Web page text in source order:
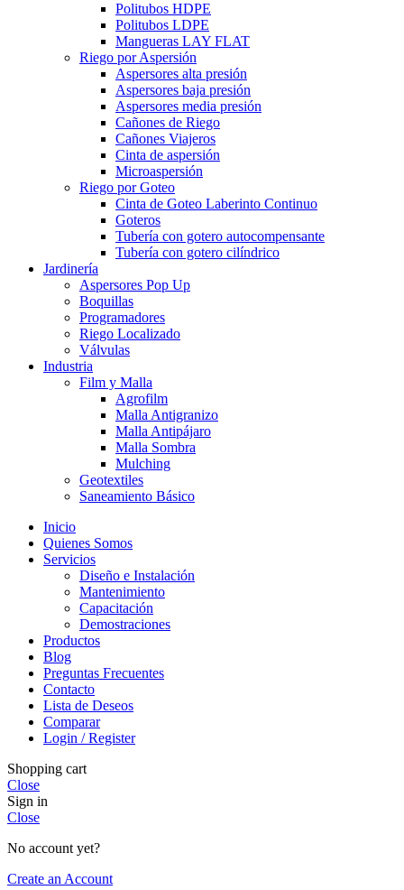
Politubos HDPE
Politubos LDPE
Mangueras LAY FLAT
Riego por Aspersión
Aspersores alta presión
Aspersores baja presión
Aspersores media presión
Cañones de Riego
Cañones Viajeros
Cinta de aspersión
Microaspersión
Riego por Goteo
Cinta de Goteo Laberinto Continuo
Goteros
Tubería con gotero autocompensante
Tubería con gotero cilíndrico
Jardinería
Aspersores Pop Up
Boquillas
Programadores
Riego Localizado
Válvulas
Industria
Film y Malla
Agrofilm
Malla Antigranizo
Malla Antipájaro
Malla Sombra
Mulching
Geotextiles
Saneamiento Básico
Inicio
Quienes Somos
Servicios
Diseño e Instalación
Mantenimiento
Capacitación
Demostraciones
Productos
Blog
Preguntas Frecuentes
Contacto
Lista de Deseos
Comparar
Login / Register
Shopping cart
Close
Sign in
Close
No account yet?
Create an Account